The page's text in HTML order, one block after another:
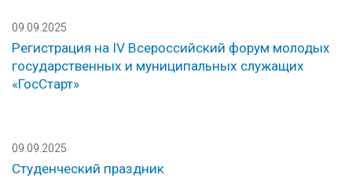
09.09.2025
Регистрация на IV Всероссийский форум молодых
государственных и муниципальных служащих
«ГосСтарт»
09.09.2025
Студенческий праздник